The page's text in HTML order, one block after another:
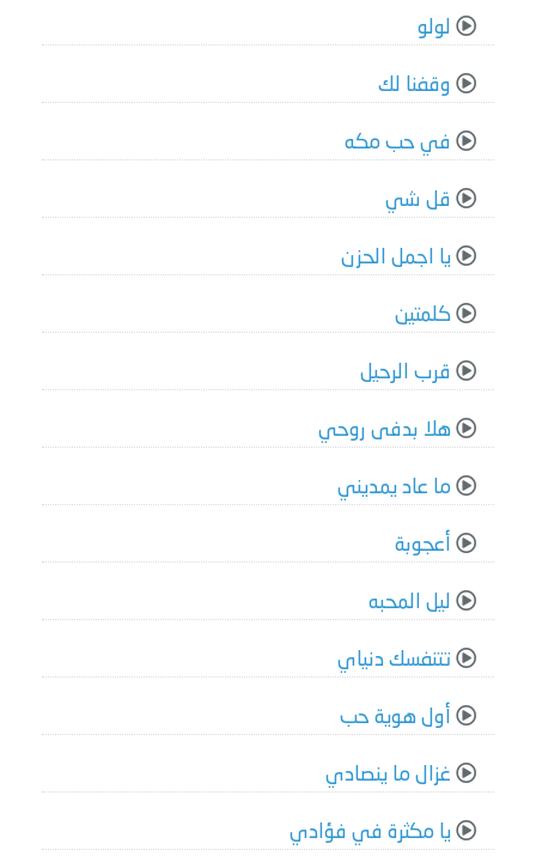
لولو
وقفنا لك
في حب مكه
قل شي
يا اجمل الحزن
كلمتين
قرب الرحيل
هلا بدفى روحي
ما عاد يمديني
أعجوبة
ليل المحبه
تتنفسك دنياي
أول هوية حب
غزال ما ينصادي
يا مكثرة في فؤادي